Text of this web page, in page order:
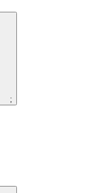
;